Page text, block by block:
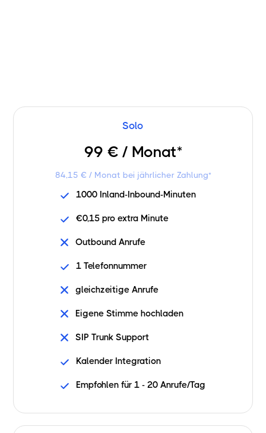
Solo
99 € / Monat*
84,15 € / Monat bei jährlicher Zahlung*
1000 Inland-Inbound-Minuten
€0,15 pro extra Minute
Outbound Anrufe
1 Telefonnummer
gleichzeitige Anrufe
Eigene Stimme hochladen
SIP Trunk Support
Kalender Integration
Empfohlen für 1 - 20 Anrufe/Tag